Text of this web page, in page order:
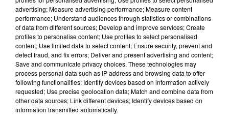
Lecture (4 min 25 sec)
100%
advertising; Measure advertising performance; Measure content
performance; Understand audiences through statistics or combinations
of data from different sources; Develop and improve services; Create
profiles to personalise content; Use profiles to select personalised
content; Use limited data to select content; Ensure security, prevent and
detect fraud, and fix errors; Deliver and present advertising and content;
Save and communicate privacy choices. These technologies may
process personal data such as IP address and browsing data to offer
following functionalities: Identify devices based on information actively
requested; Use precise geolocation data; Match and combine data from
other data sources; Link different devices; Identify devices based on
information transmitted automatically.